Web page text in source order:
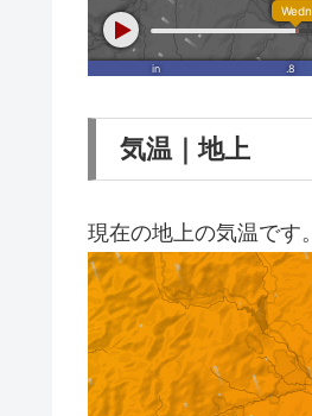
気温｜地上
現在の地上の気温です。